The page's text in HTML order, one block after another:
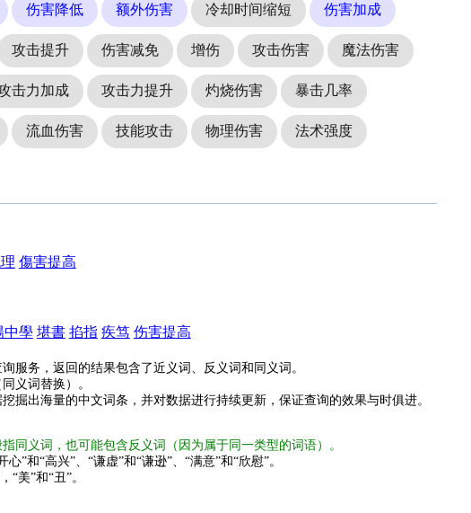
伤害降低 额外伤害 冷却时间缩短 伤害加成
攻击提升 伤害减免 增伤 攻击伤害 魔法伤害
击力加成 攻击力提升 灼烧伤害 暴击几率
流血伤害 技能攻击 物理伤害 法术强度
傷害提高
中學 堪書 掐指 疾笃 伤害提高
服务，返回的结果包含了近义词、反义词和同义词。
义词替换）。
掘出海量的中文词条，并对数据进行持续更新，保证查询的效果与时俱进。
同义词，也可能包含反义词（因为属于同一类型的词语）。
”和“高兴”、“谦虚”和“谦逊”、“满意”和“欣慰”。
美”和“丑”。